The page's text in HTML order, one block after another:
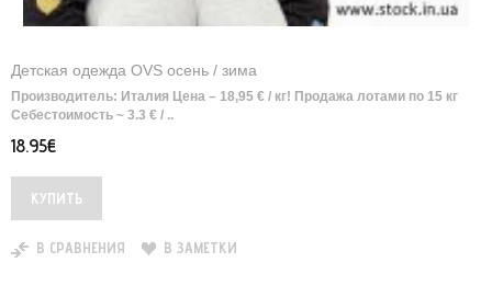
Детская одежда OVS осень / зима
Производитель: Италия Цена – 18,95 € / кг! Продажа лотами по 15 кг
Себестоимость ~ 3.3 € / ..
18.95€
В СРАВНЕНИЯ В ЗАМЕТКИ